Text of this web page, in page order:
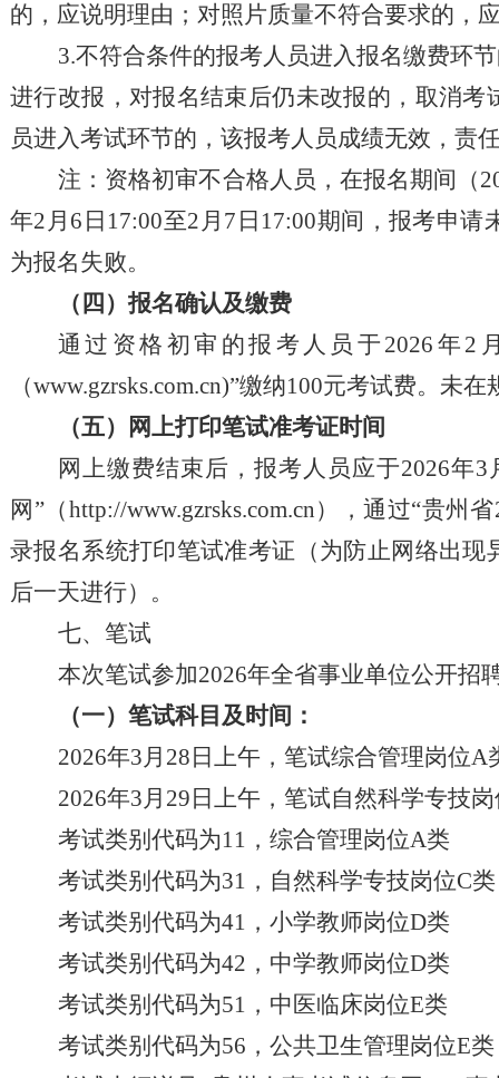
的，应说明理由；对照片质量不符合要求的，
3.不符合条件的报考人员进入报名缴费环
进行改报 ， 对报名结束后仍未改报的，取消考
员进入考试环节的，该报考人员成绩无效，责
注：资格初审不合格人员，在报名期间（
年2 月 6 日 17:00至2 月 7 日 17:00期间，报考申请
为报名失败。
（四）报名确认及缴费
通过资格初审的报考人员于 2026 年 2
（www.gzrsks.com.cn)”缴纳100元考试费。未
（五）
网上打印笔试准考证时间
网上缴费结束后，报考人员应于2026年3
网”（http://www.gzrsks.com.cn），通过“贵州省
录报名系统打印笔试准考证 （为防止网络出现
后一天进行） 。
七、笔试
本次笔试参加2026年全省事业单位公开招
（一）笔试科目及时间：
2026年3月28日上午，笔试综合管理岗位A
2026年3月29日上午，笔试自然科学专技
考试类别代码为11，综合管理岗位A类
考试类别代码为31，自然科学专技岗位C类
考试类别代码为41，小学教师岗位D类
考试类别代码为42，中学教师岗位D类
考试类别代码为51，中医临床岗位E类
考试类别代码为56，公共卫生管理岗位E类